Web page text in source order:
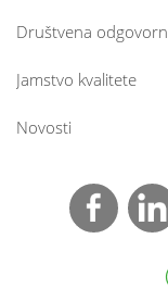
Društvena
Jamstvo kvalitete
Novosti